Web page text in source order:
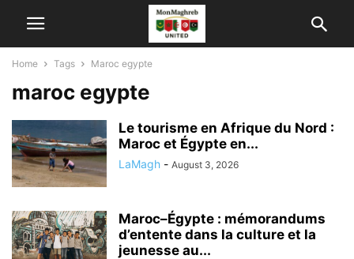
Home Tags Maroc egypte
maroc egypte
Le tourisme en Afrique du Nord :
Maroc et Égypte en...
LaMagh - August 3, 2026
Maroc–Égypte : mémorandums
d’entente dans la culture et la
jeunesse au...